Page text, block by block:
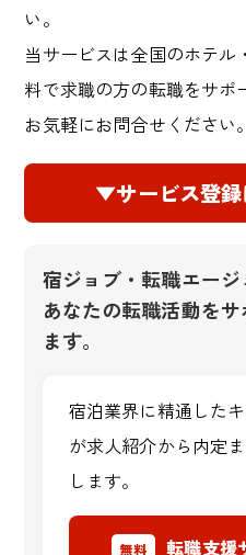
い。
当サービスは全国のホテ
料で求職の方の転職をサポ
お気軽にお問合せください。
▼サービス登
宿ジョブ・転職エー
あなたの転職活動を
ます。
宿泊業界に精通した
が求人紹介から 内定
します。
無料 転職支援